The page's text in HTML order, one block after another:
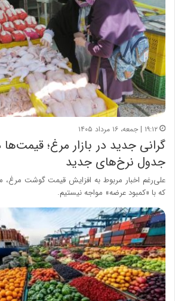
۱۹:۱۲ | جمعه، ۱۶ مرداد ۱۴۰۵
گرانی جدید در بازار مرغ؛
جدول نرخ‌های جدید
علی‌رغم اخبار مربوط به افزایش قیمت گوشت مرغ،
که با «کمبود عرضه» مواجه نیستیم.